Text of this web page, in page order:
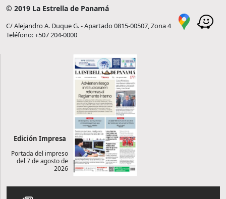
© 2019 La Estrella de Panamá
C/ Alejandro A. Duque G. - Apartado 0815-00507, Zona 4
Teléfono: +507 204-0000
Edición Impresa
Portada del impreso
del 7 de agosto de
2026